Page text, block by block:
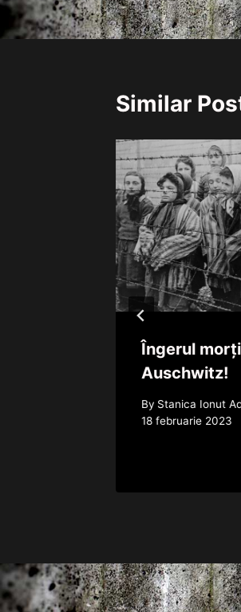
Similar
Îngerul
Auschwitz!
By Stanica Ionut
18 februarie 2023